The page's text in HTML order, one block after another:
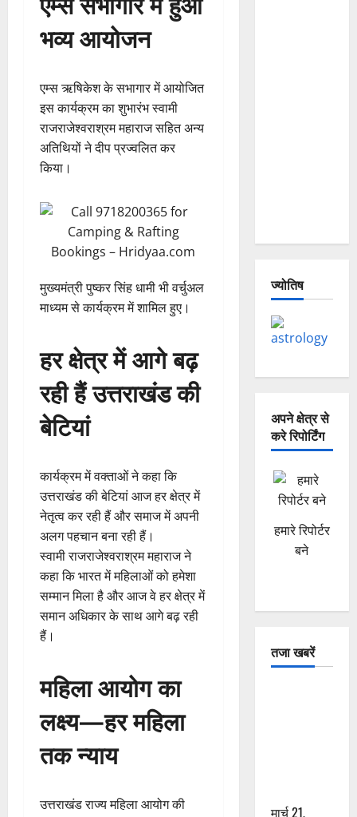
भव्य आयोजन
एम्स ऋषिकेश के सभागार में आयोजित
इस कार्यक्रम का शुभारंभ स्वामी
राजराजेश्वराश्रम महाराज सहित अन्य
अतिथियों ने दीप प्रज्वलित कर
किया।
मुख्यमंत्री पुष्कर सिंह धामी भी वर्चुअल
माध्यम से कार्यक्रम में शामिल हुए।
हर क्षेत्र में आगे बढ़
रही हैं उत्तराखंड की
बेटियां
कार्यक्रम में वक्ताओं ने कहा कि
उत्तराखंड की बेटियां आज हर क्षेत्र में
नेतृत्व कर रही हैं और समाज में अपनी
अलग पहचान बना रही हैं।
स्वामी राजराजेश्वराश्रम महाराज ने
कहा कि भारत में महिलाओं को हमेशा
सम्मान मिला है और आज वे हर क्षेत्र में
समान अधिकार के साथ आगे बढ़ रही
हैं।
महिला आयोग का
लक्ष्य—हर महिला
तक न्याय
उत्तराखंड राज्य महिला आयोग की
ज्योतिष
अपने क्षेत्र से
करे रिपोर्टिंग
हमारे रिपोर्टर
बने
तजा खबरें
मार्च 21,